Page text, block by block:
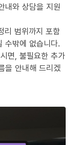
내와 상담을 지원
리 범위까지 포함
수밖에 없습니다.
면, 불필요한 추가
을 안내해 드리겠